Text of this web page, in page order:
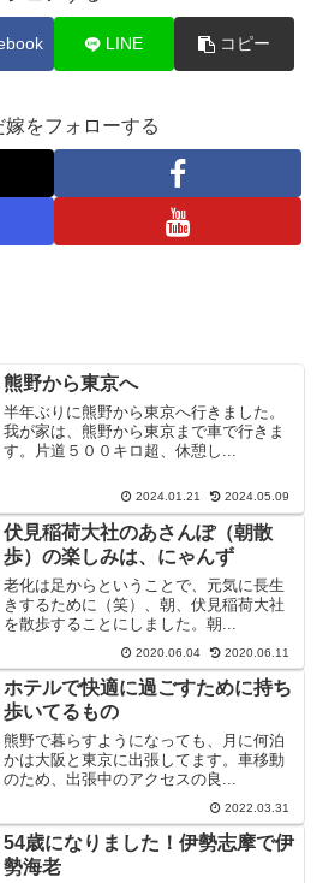
LINE コピー
嫁をフォローする
熊野から東京へ
半年ぶりに熊野から東京へ行きました。
我が家は、熊野から東京まで車で行きま
す。片道５００キロ超、休憩し...
2024.01.21 2024.05.09
伏見稲荷大社のあさんぽ（朝散
歩）の楽しみは、にゃんず
老化は足からということで、元気に長生
きするために（笑）、朝、伏見稲荷大社
を散歩することにしました。朝...
2020.06.04 2020.06.11
ホテルで快適に過ごすために持ち
歩いてるもの
熊野で暮らすようになっても、月に何泊
かは大阪と東京に出張してます。車移動
のため、出張中のアクセスの良...
2022.03.31
54歳になりました！伊勢志摩で伊
勢海老